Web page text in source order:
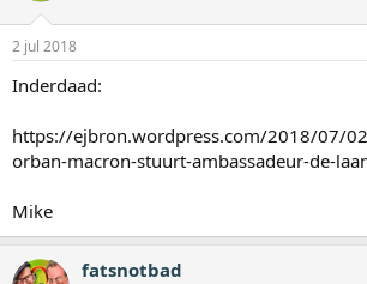
2 jul 2018
Inderdaad:
https://ejbron.wordpress.com/2018/07/
orban-macron-stuurt-ambassadeur-de-
Mike
fatsnotbad